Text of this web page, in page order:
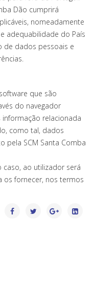
Dão cumprirá
nomeadamente
adequabilidade do País
de dados pessoais e
que são
do navegador
relacionada
como tal, dados
pela SCM Santa Comba
caso, ao utilizador será
fornecer, nos termos